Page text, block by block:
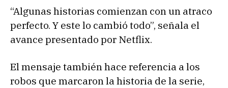
“Algunas historias comienzan con un atraco
perfecto. Y este lo cambió todo”, señala el
avance presentado por Netflix.
El mensaje también hace referencia a los
robos que marcaron la historia de la serie,